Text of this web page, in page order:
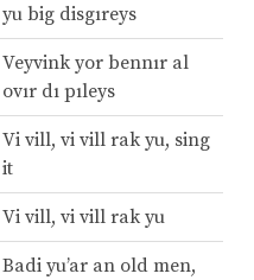
yu big disgıreys
Veyvink yor bennır al
ovır dı pıleys
Vi vill, vi vill rak yu, sing
it
Vi vill, vi vill rak yu
Badi yu’ar an old men,